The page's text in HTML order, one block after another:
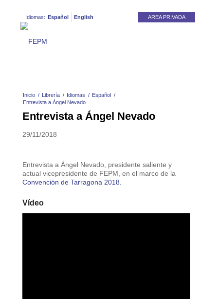
AREA PRIVADA
Idiomas: Español English
Inicio / Librería / Idiomas / Español /
Entrevista a Ángel Nevado
Entrevista a Ángel Nevado
29/11/2018
Entrevista a Ángel Nevado, presidente saliente y
actual vicepresidente de FEPM, en el marco de la
Convención de Tarragona 2018.
Vídeo